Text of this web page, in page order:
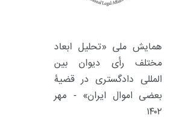
همایش ملی «تحلیل ابعاد
مختلف رأی دیوان بین
المللی دادگستری در قضیۀ
بعضی اموال ایران» - مهر
۱۴۰۲